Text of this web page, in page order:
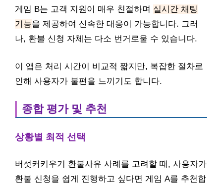
게임 B는 고객 지원이 매우 친절하며 실시간 채팅
기능을 제공하여 신속한 대응이 가능합니다. 그러
나, 환불 신청 자체는 다소 번거로울 수 있습니다.
이 앱은 처리 시간이 비교적 짧지만, 복잡한 절차로
인해 사용자가 불편을 느끼기도 합니다.
종합 평가 및 추천
상황별 최적 선택
버섯커키우기 환불사유 사례를 고려할 때, 사용자가
환불 신청을 쉽게 진행하고 싶다면 게임 A를 추천합